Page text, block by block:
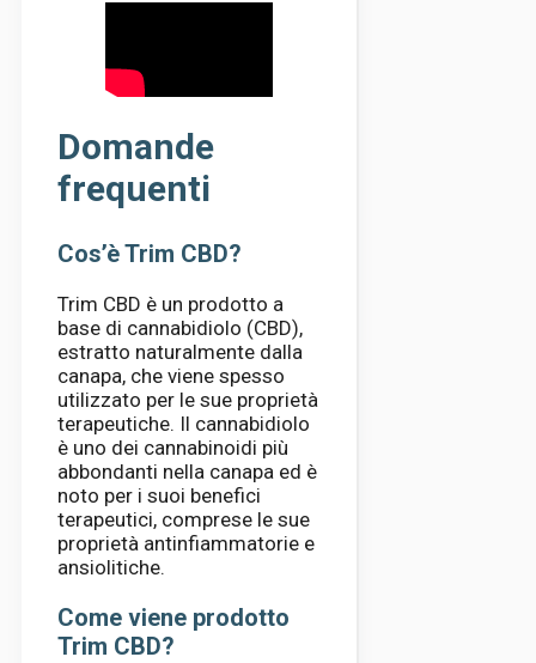
Domande
frequenti
Cos’è Trim CBD?
Trim CBD è un prodotto a
base di cannabidiolo (CBD),
estratto naturalmente dalla
canapa, che viene spesso
utilizzato per le sue proprietà
terapeutiche. Il cannabidiolo
è uno dei cannabinoidi più
abbondanti nella canapa ed è
noto per i suoi benefici
terapeutici, comprese le sue
proprietà antinfiammatorie e
ansiolitiche.
Come viene prodotto
Trim CBD?